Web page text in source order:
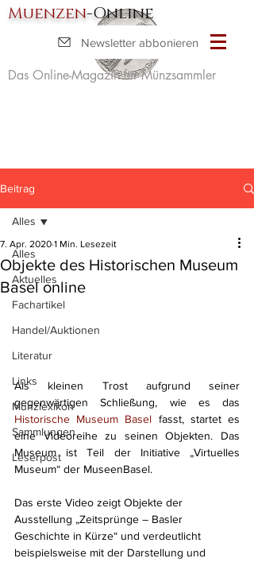
Muenzen-Online
Das Online-Magazin für Münzsammler
Newsletter abbonieren
Beitrag
Alles
Aktuelles
Fachartikel
Handel/Auktionen
Literatur
Links
Münzlexikon
Sammlungen
Leserpost
Alles
Objekte des Historischen Museum
Basel online
7. Apr. 2020 1 Min. Lesezeit
Als kleinen Trost aufgrund seiner
Historische Museum Basel fasst, startet es
eine Videoreihe zu seinen Objekten. Das
Museum ist Teil der Initiative „Virtuelles
Museum“ der MuseenBasel.
Das erste Video zeigt Objekte der
Ausstellung „Zeitsprünge – Basler
Geschichte in Kürze“ und verdeutlicht
beispielsweise mit der Darstellung und